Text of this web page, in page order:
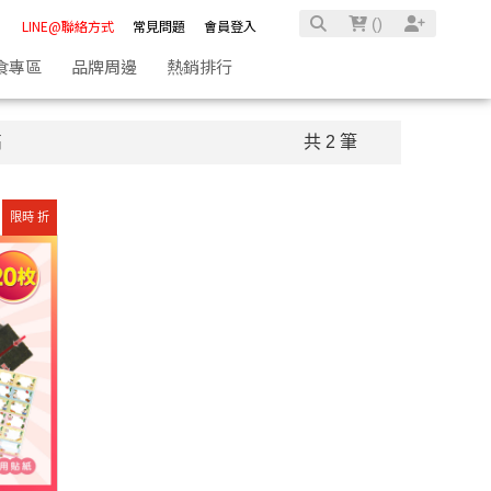
LINE@聯絡方式 常見問題 會員登入 ()
專區 品牌周邊 熱銷排行
共 2 筆
限時 折